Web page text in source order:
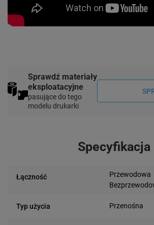
Sprawdź materiały
eksploatacyjne
pasujące do tego
modelu drukarki
Specyfikacja
Łączność
Przewodowa
Typ użycia Przenośna